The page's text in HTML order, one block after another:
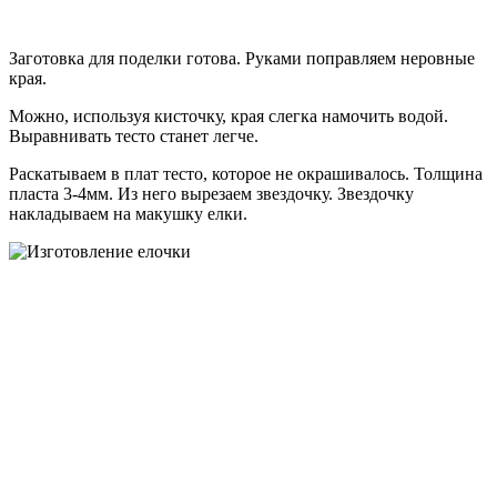
Заготовка для поделки готова. Руками поправляем неровные
края.
Можно, используя кисточку, края слегка намочить водой.
Выравнивать тесто станет легче.
Раскатываем в плат тесто, которое не окрашивалось. Толщина
пласта 3-4мм. Из него вырезаем звездочку. Звездочку
накладываем на макушку елки.